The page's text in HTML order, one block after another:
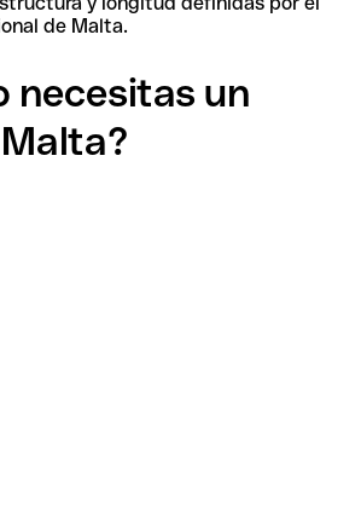
de Malta.
necesitas un